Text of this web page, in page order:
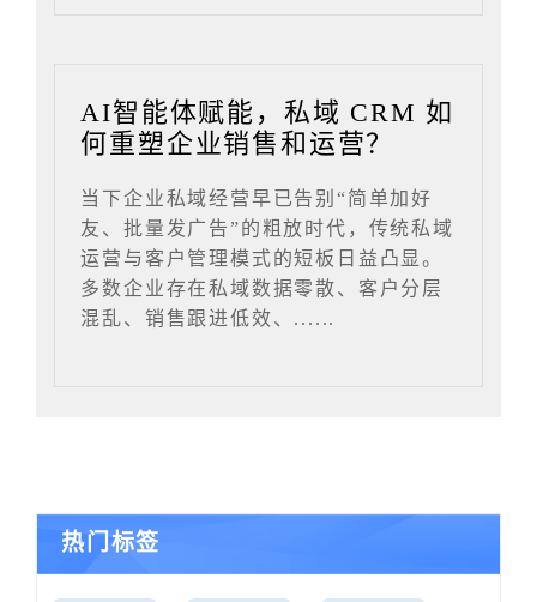
AI智能体赋能，私域 CRM 如
何重塑企业销售和运营？
当下企业私域经营早已告别“简单加好
友、批量发广告”的粗放时代，传统私域
运营与客户管理模式的短板日益凸显。
多数企业存在私域数据零散、客户分层
混乱、销售跟进低效、......
热门标签